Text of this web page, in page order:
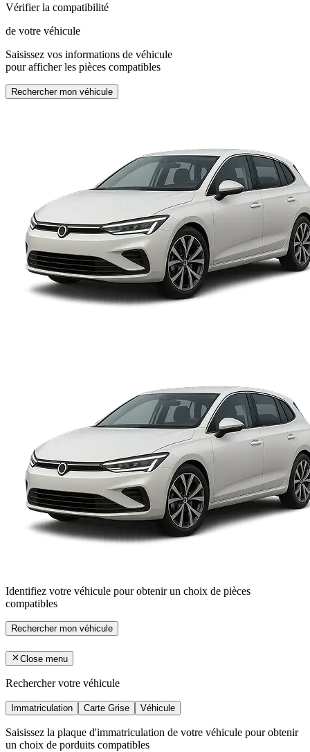
Vérifier la compatibilité
de votre véhicule
Saisissez vos informations de véhicule
pour afficher les pièces compatibles
Rechercher mon véhicule
Identifiez votre véhicule pour obtenir un choix de pièces
compatibles
Rechercher mon véhicule
Close menu
Rechercher votre véhicule
Immatriculation Carte Grise Véhicule
Saisissez la plaque d'immatriculation de votre véhicule pour obtenir
un choix de porduits compatibles